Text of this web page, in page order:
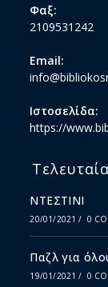
Φαξ:
2109531242
Email:
Ιστοσελίδα:
https://
ΝΤΕΣΤΙΝΙ
20/01/2021 / 0
Παζλ για
19/01/2021 / 0